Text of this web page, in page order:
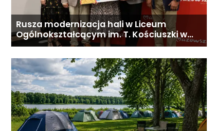
Rusza modernizacja hali w Liceum
Ogólnokształcącym im. T. Kościuszki w
Gostyninie